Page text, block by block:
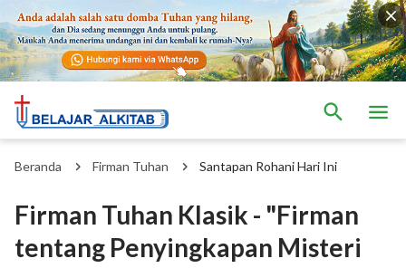
Beranda Firman Tuhan Santapan Rohani Hari Ini
Firman Tuhan Klasik - "Firman
tentang Penyingkapan Misteri